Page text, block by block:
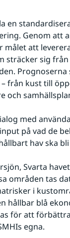
en
Genom att
målet att
sträcker sig
Prognoserna
från kust till
och
med
på vad de
hav ska
Svarta
områden tas
i
hållbar blå
för att
egna.